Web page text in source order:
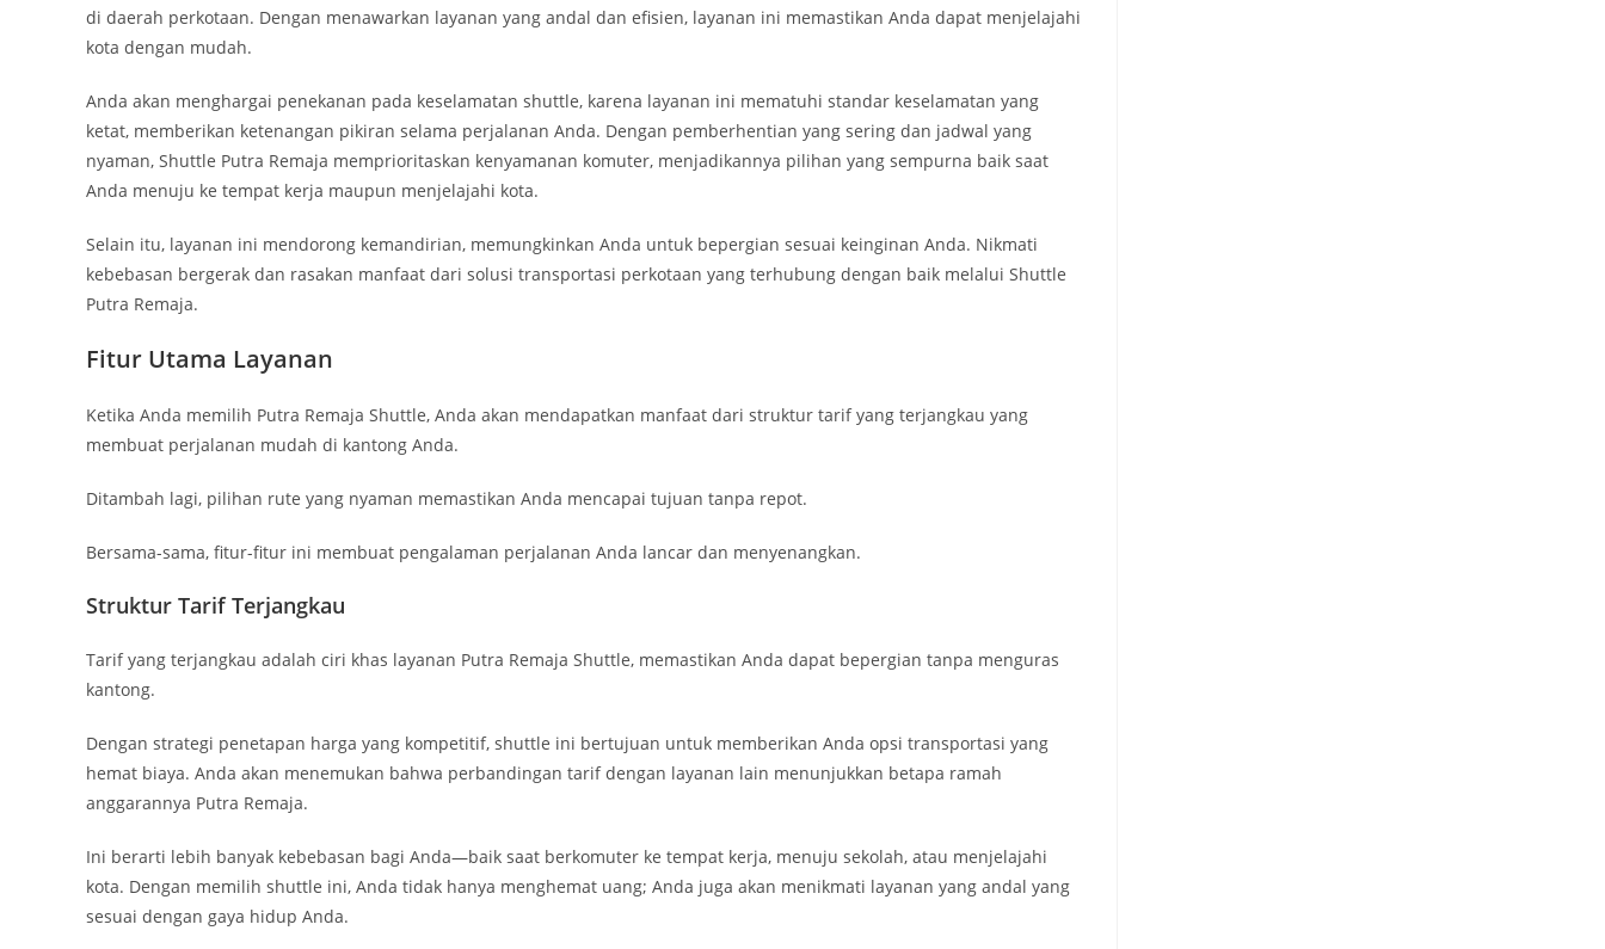
di daerah perkotaan. Dengan menawarkan layanan yang andal dan efisien, layanan ini memastikan Anda dapat menjelajahi
kota dengan mudah.
Anda akan menghargai penekanan pada keselamatan shuttle, karena layanan ini mematuhi standar keselamatan yang
ketat, memberikan ketenangan pikiran selama perjalanan Anda. Dengan pemberhentian yang sering dan jadwal yang
nyaman, Shuttle Putra Remaja memprioritaskan kenyamanan komuter, menjadikannya pilihan yang sempurna baik saat
Anda menuju ke tempat kerja maupun menjelajahi kota.
Selain itu, layanan ini mendorong kemandirian, memungkinkan Anda untuk bepergian sesuai keinginan Anda. Nikmati
kebebasan bergerak dan rasakan manfaat dari solusi transportasi perkotaan yang terhubung dengan baik melalui Shuttle
Putra Remaja.
Fitur Utama Layanan
Ketika Anda memilih Putra Remaja Shuttle, Anda akan mendapatkan manfaat dari struktur tarif yang terjangkau yang
membuat perjalanan mudah di kantong Anda.
Ditambah lagi, pilihan rute yang nyaman memastikan Anda mencapai tujuan tanpa repot.
Bersama-sama, fitur-fitur ini membuat pengalaman perjalanan Anda lancar dan menyenangkan.
Struktur Tarif Terjangkau
Tarif yang terjangkau adalah ciri khas layanan Putra Remaja Shuttle, memastikan Anda dapat bepergian tanpa menguras
kantong.
Dengan strategi penetapan harga yang kompetitif, shuttle ini bertujuan untuk memberikan Anda opsi transportasi yang
hemat biaya. Anda akan menemukan bahwa perbandingan tarif dengan layanan lain menunjukkan betapa ramah
anggarannya Putra Remaja.
Ini berarti lebih banyak kebebasan bagi Anda—baik saat berkomuter ke tempat kerja, menuju sekolah, atau menjelajahi
kota. Dengan memilih shuttle ini, Anda tidak hanya menghemat uang; Anda juga akan menikmati layanan yang andal yang
sesuai dengan gaya hidup Anda.